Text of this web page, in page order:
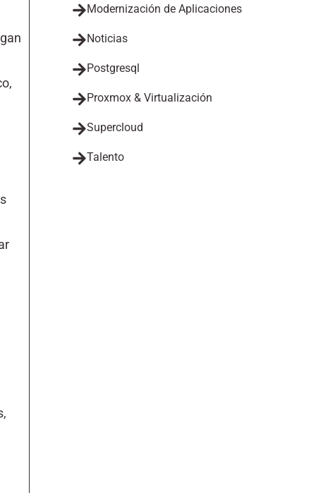
Modernización de Aplicaciones
Noticias
Postgresql
Proxmox & Virtualización
Supercloud
Talento